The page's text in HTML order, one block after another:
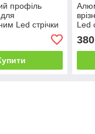
профіль
Led стрічки
+ розсіювач
Led
380